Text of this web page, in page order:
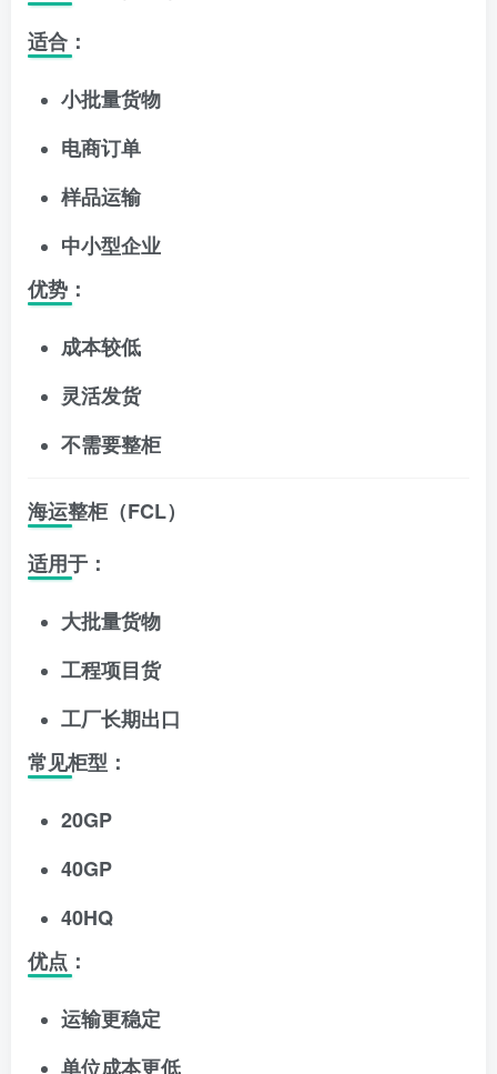
适合：
小批量货物
电商订单
样品运输
中小型企业
优势：
成本较低
灵活发货
不需要整柜
海运整柜（FCL）
适用于：
大批量货物
工程项目货
工厂长期出口
常见柜型：
20GP
40GP
40HQ
优点：
运输更稳定
单位成本更低